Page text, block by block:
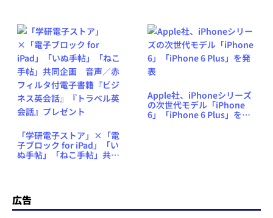
「学研電子ストア」×「電
子ブロック for iPad」「い
ぬ手帖」「ねこ手帖」共同
レゼント
Apple社、iPhoneシリーズ
の次世代モデル「iPhone
6」「iPhone 6 Plus」を発
広告